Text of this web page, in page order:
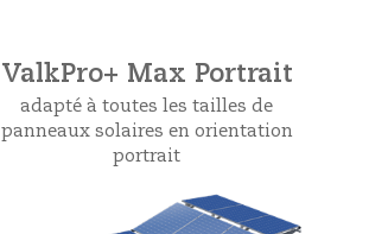
ValkPro+ Max Portrait
adapté à toutes les tailles de
panneaux solaires en orientation
portrait